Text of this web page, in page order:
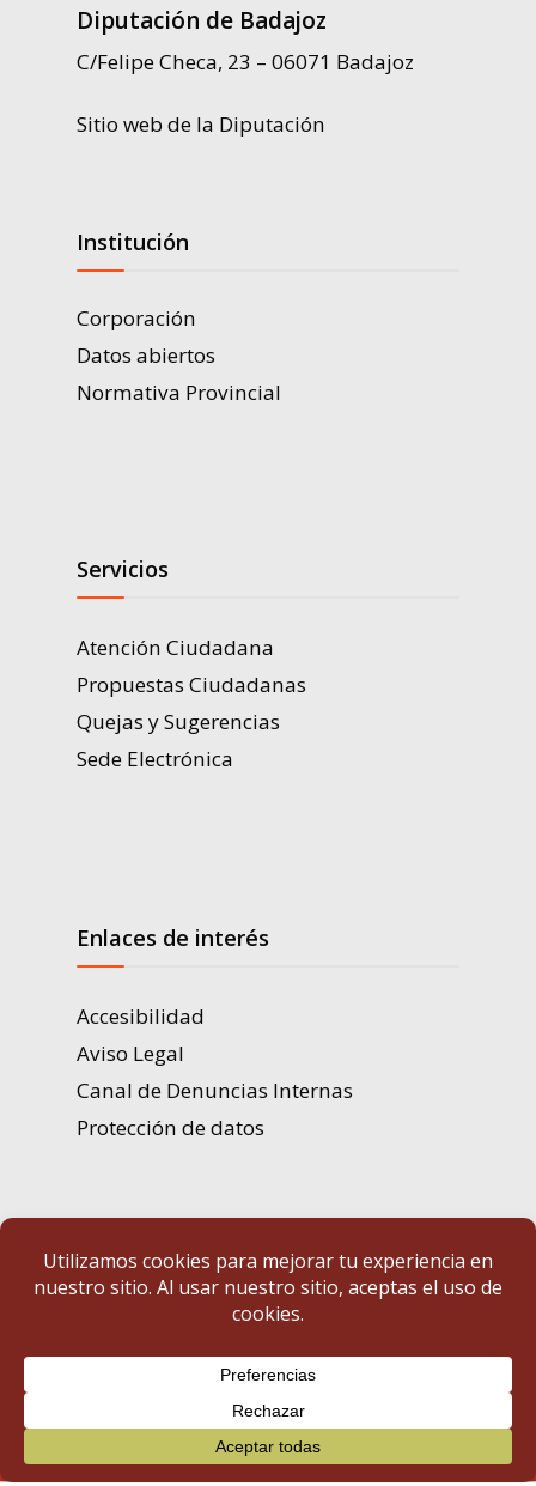
Diputación de Badajoz
C/Felipe Checa, 23 – 06071 Badajoz
Sitio web de la Diputación
Institución
Corporación
Datos abiertos
Normativa Provincial
Servicios
Atención Ciudadana
Propuestas Ciudadanas
Quejas y Sugerencias
Sede Electrónica
Enlaces de interés
Accesibilidad
Aviso Legal
Canal de Denuncias Internas
Protección de datos
Portal de Transparencia | Diputación de Badajoz